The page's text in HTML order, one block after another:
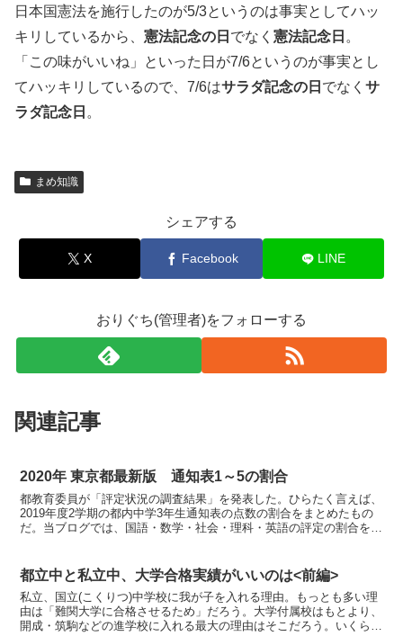
日本国憲法を施行したのが5/3というのは事実としてハッ
キリしているから、 憲法記念の日 でなく 憲法記念日 。
「この味がいいね」といった日が7/6というのが事実とし
てハッキリしているので、7/6はサラダ記念の日 でなく サ
ラダ記念日 。
まめ知識
シェアする
X Facebook LINE
おりぐち(管理者)をフォローする
関連記事
2020年 東京都最新版 通知表1～5の割合
都教育委員が「評定状況の調査結果」を発表した。ひらたく言えば、
2019年度2学期の都内中学3年生通知表の点数の割合をまとめたもの
だ。当ブログでは、国語・数学・社会・理科・英語の評定の割合を過
都立中と私立中、大学合格実績がいいのは<前編>
私立、国立(こくりつ)中学校に我が子を入れる理由。もっとも多い理
由は「難関大学に合格させるため」だろう。大学付属校はもとより、
開成・筑駒などの進学校に入れる最大の理由はそこだろう。いくら校